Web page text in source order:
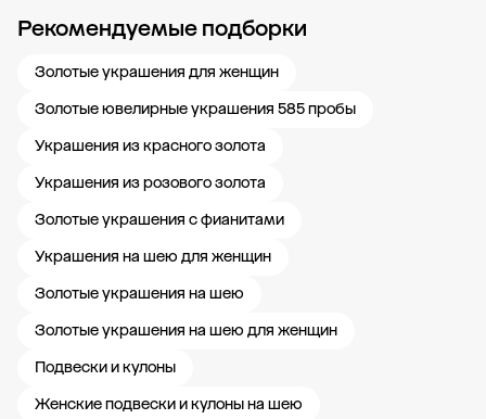
Рекомендуемые подборки
Золотые украшения для женщин
Золотые ювелирные украшения 585 пробы
Украшения из красного золота
Украшения из розового золота
Золотые украшения с фианитами
Украшения на шею для женщин
Золотые украшения на шею
Золотые украшения на шею для женщин
Подвески и кулоны
Женские подвески и кулоны на шею
Новости компании Журнал ЗОЛОТОЙ Блог